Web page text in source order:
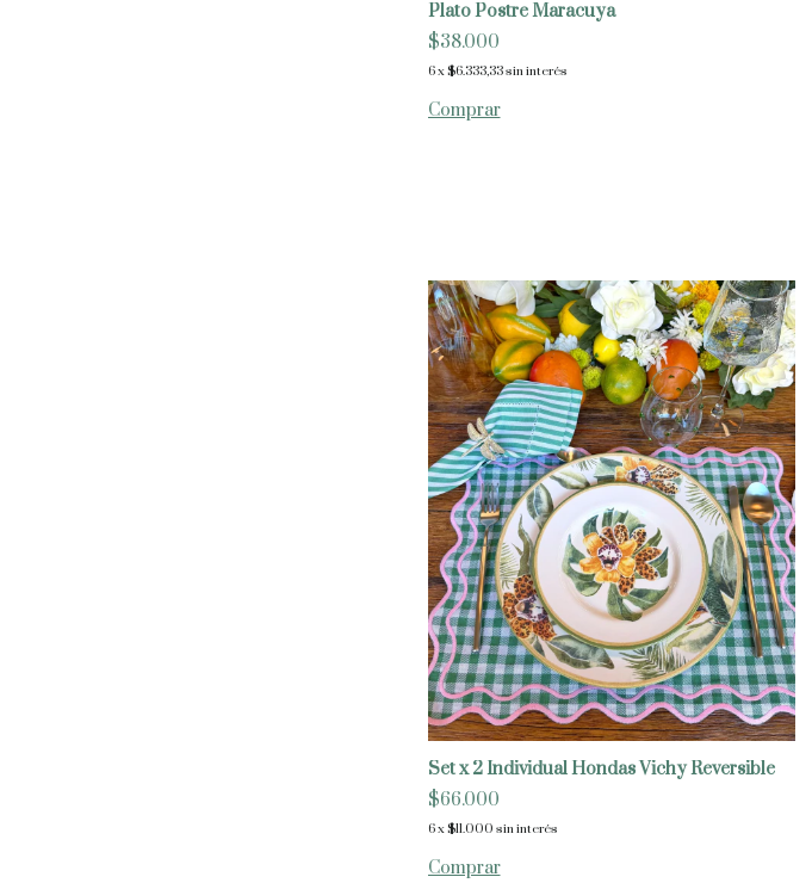
Plato Postre Maracuya
$38.000
6x$6.333,33sin interés
Set x 2 Individual Hondas Vichy Reversible
$66.000
6x$11.000 sin interés